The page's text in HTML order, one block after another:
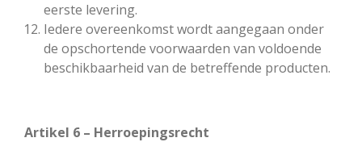
eerste levering.
Iedere overeenkomst wordt aangegaan onder
de opschortende voorwaarden van voldoende
beschikbaarheid van de betreffende producten.
Artikel 6 – Herroepingsrecht